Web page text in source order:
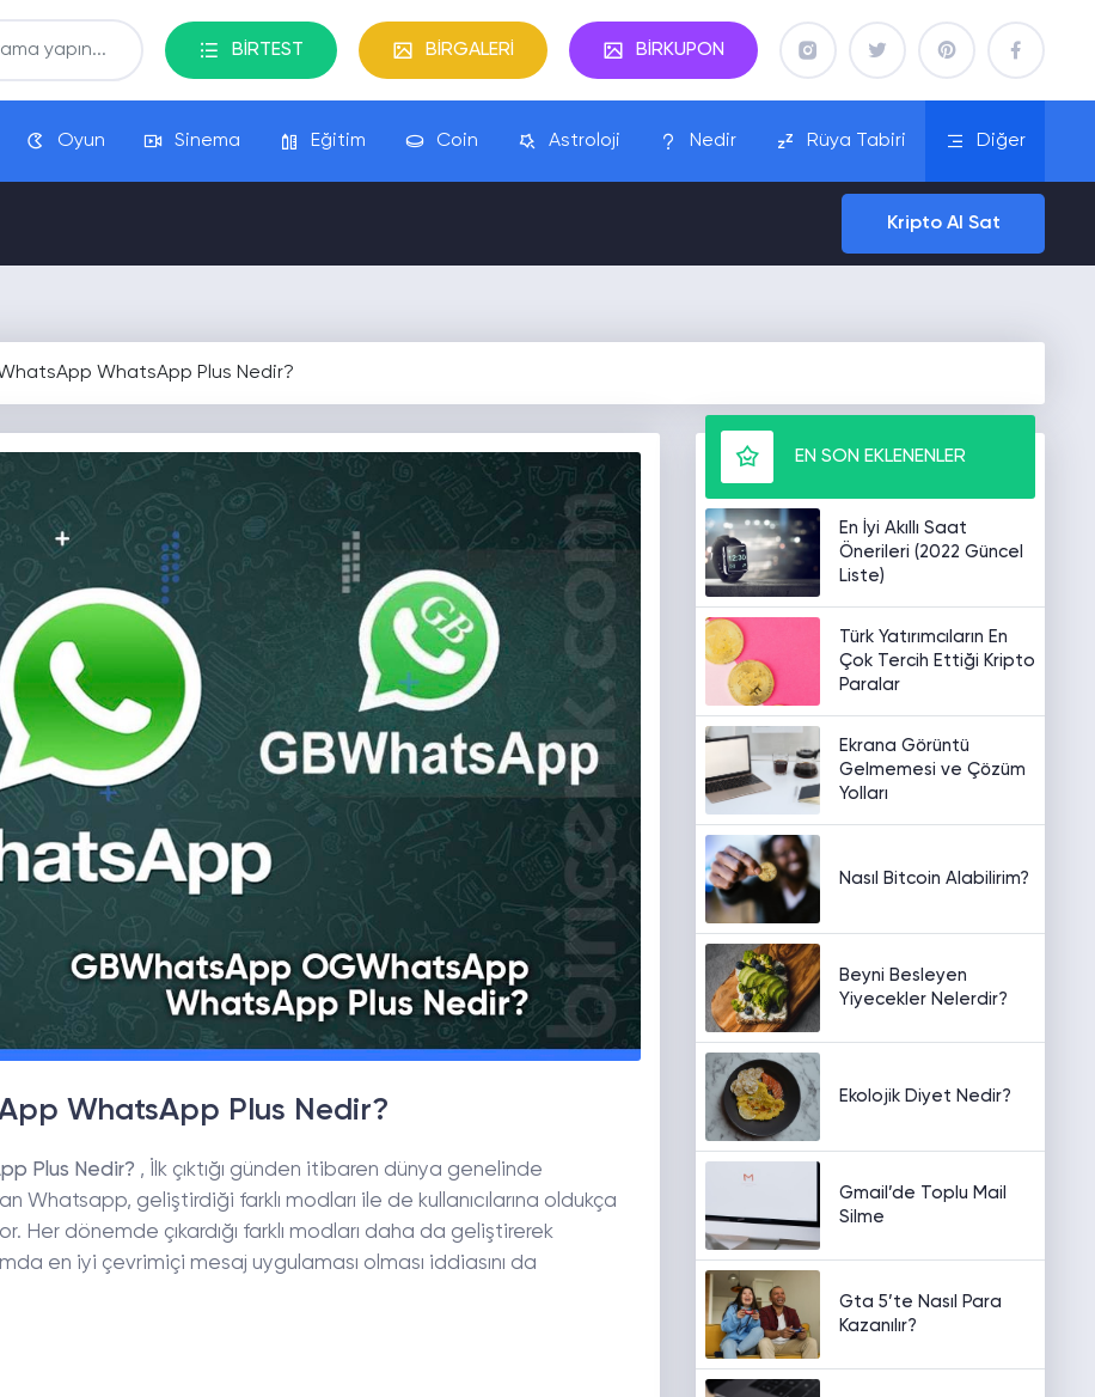
BİRTEST BİRGALERİ BİRKUPON
Oyun Sinema Eğitim Coin Astroloji Nedir Rüya Tabiri Diğer
Kripto Al Sat
WhatsApp Plus Nedir?
WhatsApp Plus Nedir?
Plus Nedir? , İlk çıktığı günden itibaren dünya genelinde
Whatsapp, geliştirdiği farklı modları ile de kullanıcılarına oldukça
Her dönemde çıkardığı farklı modları daha da geliştirerek
en iyi çevrimiçi mesaj uygulaması olması iddiasını da
EN SON EKLENENLER
En İyi Akıllı Saat
Önerileri (2022 Güncel
Liste)
Türk Yatırımcıların En
Çok Tercih Ettiği Kripto
Paralar
Ekrana Görüntü
Gelmemesi ve Çözüm
Yolları
Nasıl Bitcoin Alabilirim?
Beyni Besleyen
Yiyecekler Nelerdir?
Ekolojik Diyet Nedir?
Gmail’de Toplu Mail
Silme
Gta 5’te Nasıl Para
Kazanılır?